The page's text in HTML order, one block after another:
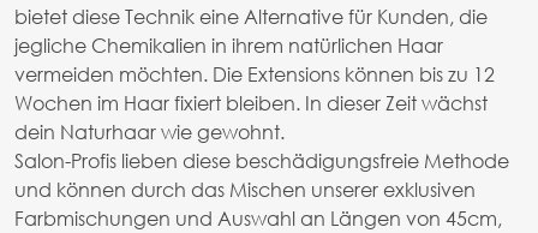
bietet diese Technik eine Alternative für Kunden, die
jegliche Chemikalien in ihrem natürlichen Haar
vermeiden möchten. Die Extensions können bis zu 12
Wochen im Haar fixiert bleiben. In dieser Zeit wächst
dein Naturhaar wie gewohnt.
Salon-Profis lieben diese beschädigungsfreie Methode
und können durch das Mischen unserer exklusiven
Farbmischungen und Auswahl an Längen von 45cm,